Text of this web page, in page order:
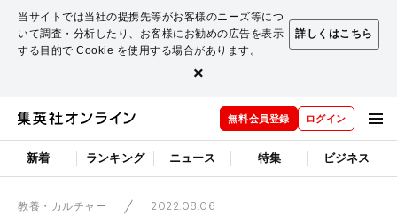
当サイトでは当社の提携先等がお客様のニーズ等につ
いて調査・分析したり、お客様にお勧めの広告を表示
する目的で Cookie を使用する場合があります。
詳しくはこちら
×
無料会員登録 ログイン
新着 ランキング ニュース 特集 ビジネス
教養・カルチャー 2022.08.06